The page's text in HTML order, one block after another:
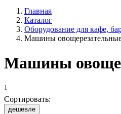
Главная
Каталог
Оборудование для кафе,
Машины
Машины
1
Сортировать:
дешевле